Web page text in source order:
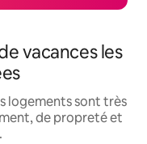
vacances les
logements sont très
de propreté et